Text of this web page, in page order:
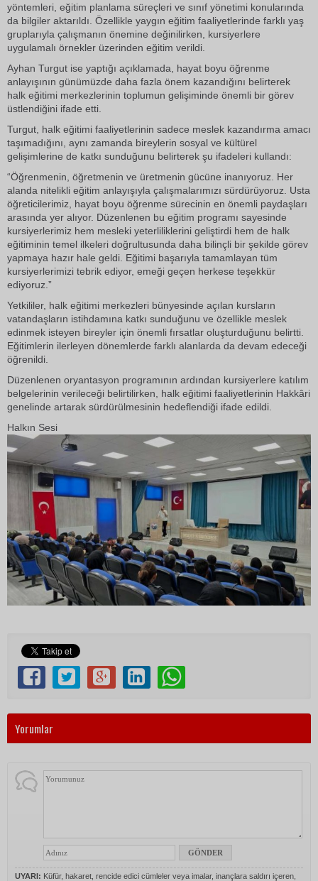
yöntemleri, eğitim planlama süreçleri ve sınıf yönetimi konularında
da bilgiler aktarıldı. Özellikle yaygın eğitim faaliyetlerinde farklı yaş
gruplarıyla çalışmanın önemine değinilirken, kursiyerlere
uygulamalı örnekler üzerinden eğitim verildi.
Ayhan Turgut ise yaptığı açıklamada, hayat boyu öğrenme
anlayışının günümüzde daha fazla önem kazandığını belirterek
halk eğitimi merkezlerinin toplumun gelişiminde önemli bir görev
üstlendiğini ifade etti.
Turgut, halk eğitimi faaliyetlerinin sadece meslek kazandırma amacı
taşımadığını, aynı zamanda bireylerin sosyal ve kültürel
gelişimlerine de katkı sunduğunu belirterek şu ifadeleri kullandı:
“Öğrenmenin, öğretmenin ve üretmenin gücüne inanıyoruz. Her
alanda nitelikli eğitim anlayışıyla çalışmalarımızı sürdürüyoruz. Usta
öğreticilerimiz, hayat boyu öğrenme sürecinin en önemli paydaşları
arasında yer alıyor. Düzenlenen bu eğitim programı sayesinde
kursiyerlerimiz hem mesleki yeterliliklerini geliştirdi hem de halk
eğitiminin temel ilkeleri doğrultusunda daha bilinçli bir şekilde görev
yapmaya hazır hale geldi. Eğitimi başarıyla tamamlayan tüm
kursiyerlerimizi tebrik ediyor, emeği geçen herkese teşekkür
ediyoruz.”
Yetkililer, halk eğitimi merkezleri bünyesinde açılan kursların
vatandaşların istihdamına katkı sunduğunu ve özellikle meslek
edinmek isteyen bireyler için önemli fırsatlar oluşturduğunu belirtti.
Eğitimlerin ilerleyen dönemlerde farklı alanlarda da devam edeceği
öğrenildi.
Düzenlenen oryantasyon programının ardından kursiyerlere katılım
belgelerinin verileceği belirtilirken, halk eğitimi faaliyetlerinin Hakkâri
genelinde artarak sürdürülmesinin hedeflendiği ifade edildi.
Halkın Sesi
Yorumlar
UYARI: Küfür, hakaret, rencide edici cümleler veya imalar, inançlara saldırı içeren,